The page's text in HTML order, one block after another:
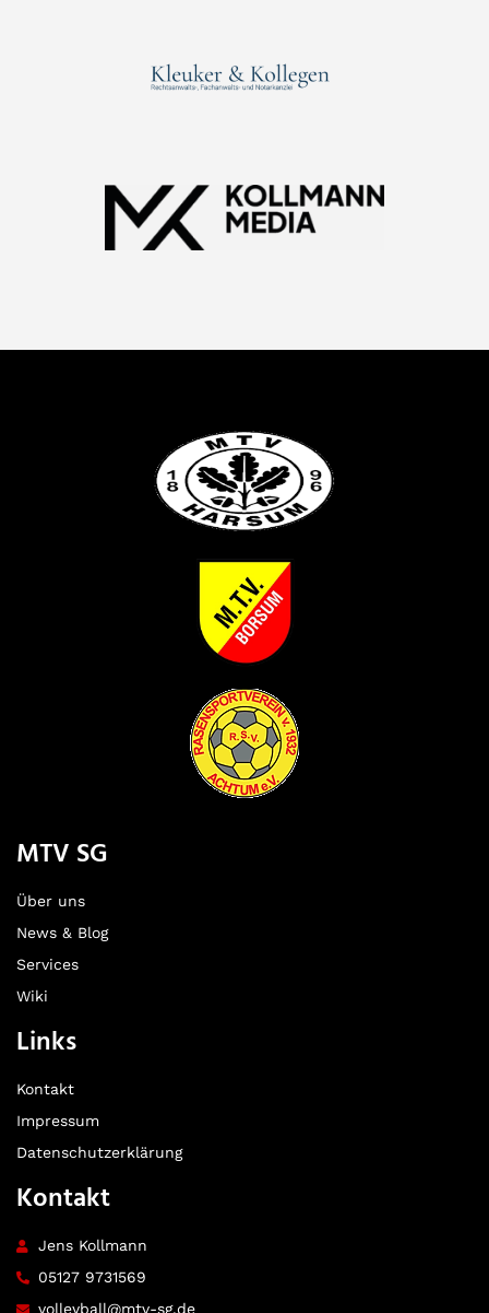
MTV SG
Über uns
News & Blog
Services
Wiki
Links
Kontakt
Impressum
Datenschutzerklärung
Kontakt
Jens Kollmann
05127 9731569
volleyball@mtv-sg.de